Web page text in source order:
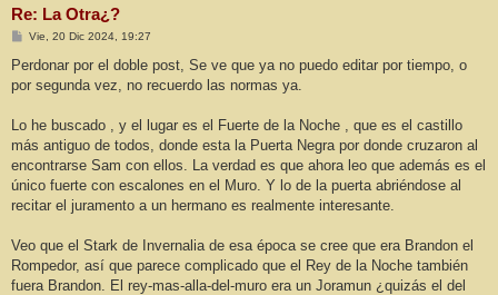
Re: La Otra¿?
M
n
a
Vie, 20 Dic 2024, 19:27
Perdonar por el doble post, Se ve que ya no puedo editar por tiempo, o
por segunda vez, no recuerdo las normas ya.
Lo he buscado , y el lugar es el Fuerte de la Noche , que es el castillo
más antiguo de todos, donde esta la Puerta Negra por donde cruzaron al
encontrarse Sam con ellos. La verdad es que ahora leo que además es el
único fuerte con escalones en el Muro. Y lo de la puerta abriéndose al
recitar el juramento a un hermano es realmente interesante.
Veo que el Stark de Invernalia de esa época se cree que era Brandon el
Rompedor, así que parece complicado que el Rey de la Noche también
fuera Brandon. El rey-mas-alla-del-muro era un Joramun ¿quizás el del